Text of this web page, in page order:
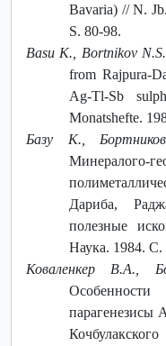
Bavaria) // N.
S. 80-98.
Basu K., Bortnikov
from Rajpura-
Ag-Tl-Sb
Monatshefte.
Базу К.,
Минералого-
Дариба,
полезные
Наука. 1984. С.
Коваленкер В.А.,
парагенезисы